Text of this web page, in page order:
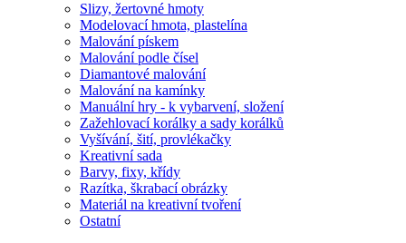
Slizy, žertovné hmoty
Modelovací hmota, plastelína
Malování pískem
Malování podle čísel
Diamantové malování
Malování na kamínky
Manuální hry - k vybarvení, složení
Zažehlovací korálky a sady korálků
Vyšívání, šití, provlékačky
Kreativní sada
Barvy, fixy, křídy
Razítka, škrabací obrázky
Materiál na kreativní tvoření
Ostatní